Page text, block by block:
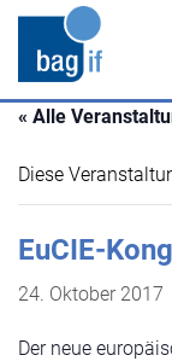
« Alle
Diese
EuCIE-
24. Oktober 2017
Der neue